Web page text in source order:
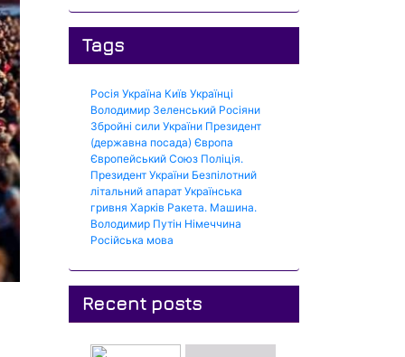
Tags
Росія Україна Київ Українці
Володимир Зеленський Росіяни
Збройні сили України Президент
(державна посада) Європа
Європейський Союз Поліція.
Президент України Безпілотний
літальний апарат Українська
гривня Харків Ракета. Машина.
Володимир Путін Німеччина
Російська мова
Recent posts